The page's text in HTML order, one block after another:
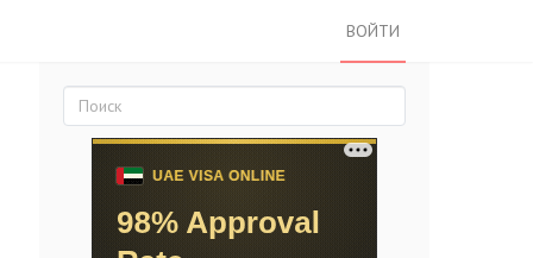
ВОЙТИ